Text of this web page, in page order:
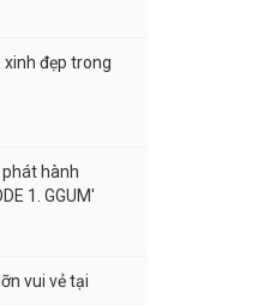
xinh đẹp trong
phát hành
1. GGUM'
vui vẻ tại